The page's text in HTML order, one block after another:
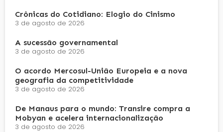
Crônicas do Cotidiano: Elogio do Cinismo
3 de agosto de 2026
A sucessão governamental
3 de agosto de 2026
O acordo Mercosul-União Europeia e a nova
geografia da competitividade
3 de agosto de 2026
De Manaus para o mundo: Transire compra a
Mobyan e acelera internacionalização
3 de agosto de 2026